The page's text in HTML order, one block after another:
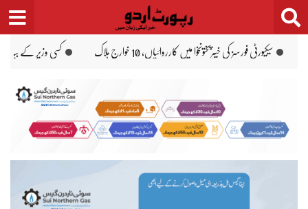
Skip
to
کے بیان سے حکومتیں نہیں جاتیں: حذیفہ رحمٰن ہڑپہ: 12 سالہ بچے سے 3 افراد کی زیادتی